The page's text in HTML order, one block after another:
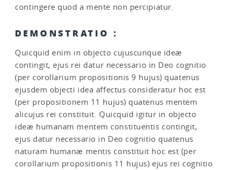
contingere quod a mente non percipiatur.
DEMONSTRATIO :
Quicquid enim in objecto cujuscunque ideæ
contingit, ejus rei datur necessario in Deo cognitio
(per corollarium propositionis 9 hujus) quatenus
ejusdem objecti idea affectus consideratur hoc est
(per propositionem 11 hujus) quatenus mentem
alicujus rei constituit. Quicquid igitur in objecto
ideæ humanam mentem constituentis contingit,
ejus datur necessario in Deo cognitio quatenus
naturam humanæ mentis constituit hoc est (per
corollarium propositionis 11 hujus) ejus rei cognitio